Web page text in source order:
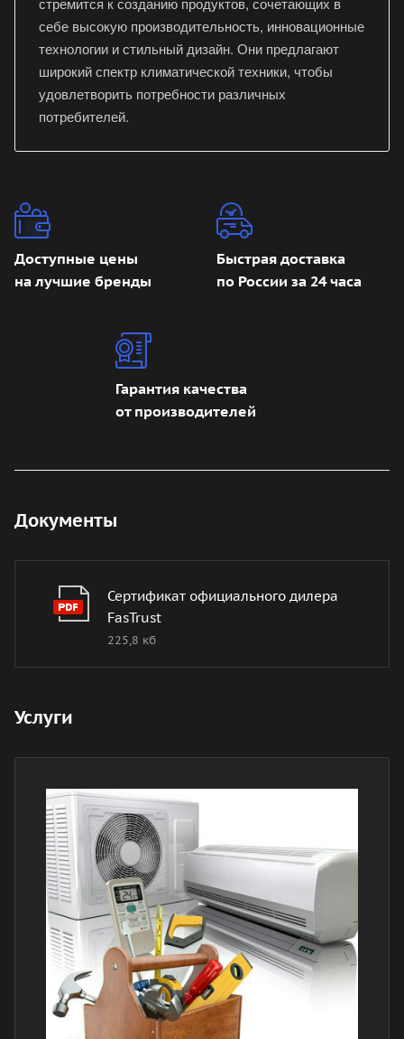
себе высокую производительность, инновационные
технологии и стильный дизайн. Они предлагают
широкий спектр климатической техники, чтобы
удовлетворить потребности различных
потребителей.
Доступные цены
на лучшие бренды
Быстрая доставка
по России за 24 часа
Гарантия качества
от производителей
Документы
Сертификат официального дилера
FasTrust
225,8 кб
Услуги